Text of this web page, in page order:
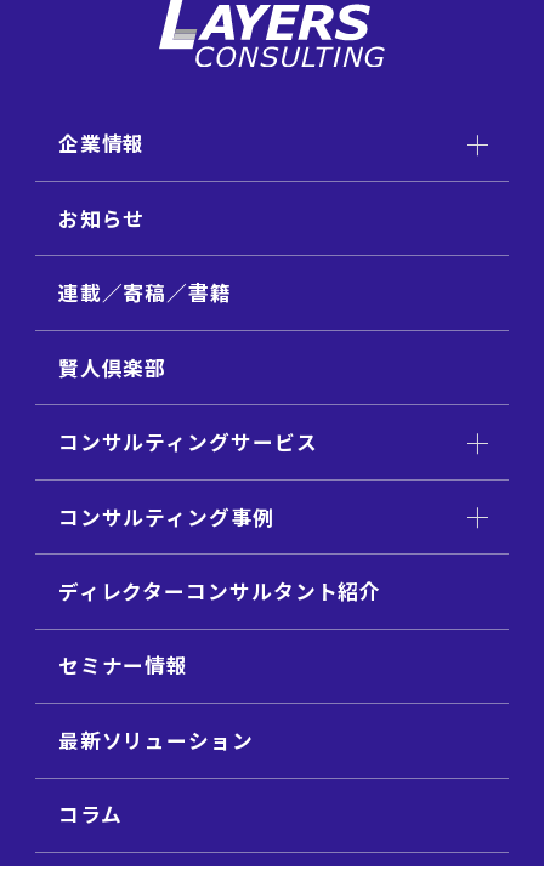
企業情報
お知らせ
連載／寄稿／書籍
賢人倶楽部
コンサルティングサービス
コンサルティング事例
ディレクターコンサルタント紹介
セミナー情報
最新ソリューション
コラム